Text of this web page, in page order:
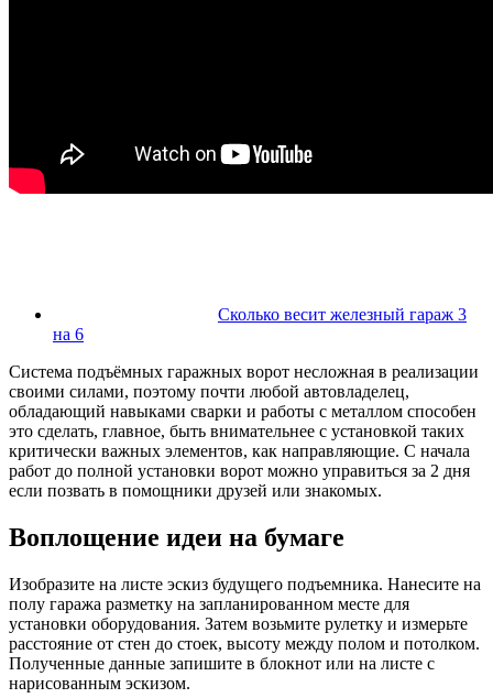
Сколько весит железный гараж 3
на 6
Система подъёмных гаражных ворот несложная в реализации
своими силами, поэтому почти любой автовладелец,
обладающий навыками сварки и работы с металлом способен
это сделать, главное, быть внимательнее с установкой таких
критически важных элементов, как направляющие. С начала
работ до полной установки ворот можно управиться за 2 дня
если позвать в помощники друзей или знакомых.
Воплощение идеи на бумаге
Изобразите на листе эскиз будущего подъемника. Нанесите на
полу гаража разметку на запланированном месте для
установки оборудования. Затем возьмите рулетку и измерьте
расстояние от стен до стоек, высоту между полом и потолком.
Полученные данные запишите в блокнот или на листе с
нарисованным эскизом.